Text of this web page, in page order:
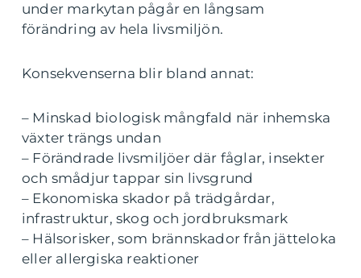
under markytan pågår en långsam
förändring av hela livsmiljön.
Konsekvenserna blir bland annat:
– Minskad biologisk mångfald när inhemska
växter trängs undan
– Förändrade livsmiljöer där fåglar, insekter
och smådjur tappar sin livsgrund
– Ekonomiska skador på trädgårdar,
infrastruktur, skog och jordbruksmark
– Hälsorisker, som brännskador från jätteloka
eller allergiska reaktioner